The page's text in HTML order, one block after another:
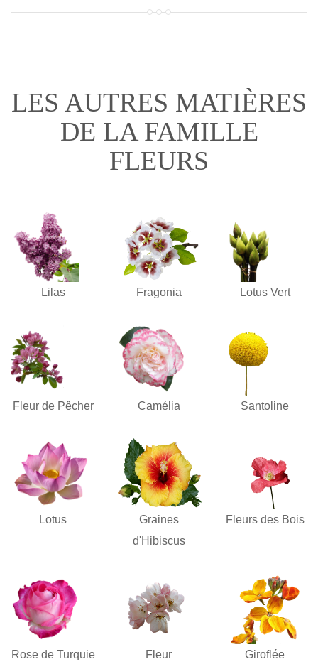
LES AUTRES MATIÈRES
DE LA FAMILLE
FLEURS
Lilas Fragonia Lotus Vert
Fleur de Pêcher Camélia Santoline
Lotus
Graines
d'Hibiscus
Fleurs des Bois
Rose de Turquie
Fleur
Giroflée